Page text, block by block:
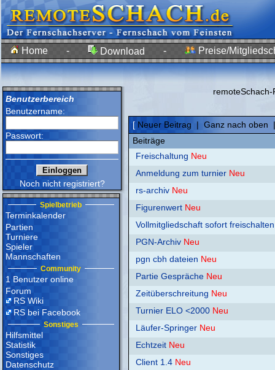
Home - Download - Preise/
Benutzerbereich
Benutzername:
Passwort:
Noch nicht registriert?
Spielbetrieb
Terminkalender
Partien
Turniere
Spieler
Mannschaften
Community
1 Benutzer online
Forum
RS Wiki
RS bei Facebook
Sonstiges
Hilfsmittel
Statistik
Sonstiges
Datenschutz
[ Neuer Beitrag | Ganz nach oben
Beiträge
Freischaltung Neu
Anmeldung zum turnier Neu
rs-archiv Neu
Figurenwert Neu
Vollmitgliedschaft sofort freischalten
PGN-Archiv Neu
pgn cbh dateien Neu
Partie Gespräche Neu
Zeitüberschreitung Neu
Turnier ELO <2000 Neu
Läufer-Springer Neu
Echtzeit Neu
Client 1.4 Neu